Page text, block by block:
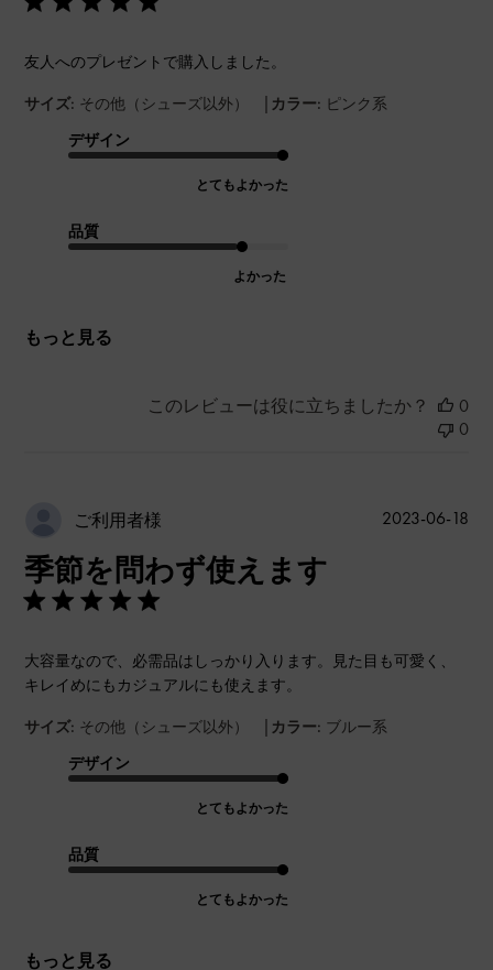
友人へのプレゼントで購入しました。
サイズ: その他（シューズ以外） | カラー: ピンク系
デザイン
とてもよかった
品質
よかった
もっと見る
このレビューは役に立ちましたか？
0
0
ご利用者様
季節を問わず使えます
大容量なので、必需品はしっかり入ります。見た目も可愛く、
キレイめにもカジュアルにも使えます。
サイズ: その他（シューズ以外） | カラー: ブルー系
デザイン
とてもよかった
品質
とてもよかった
もっと見る
公
2023-06-18